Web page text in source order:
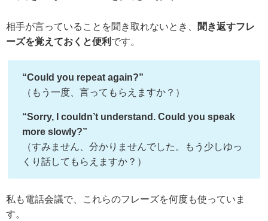
相手が言っていることを聞き取れないとき、
聞き返すフレ
ーズを覚えておくと便利 です。
“Could you repeat again?”
（もう一度、言ってもらえますか？）
“Sorry, I couldn’t understand. Could you speak
more slowly?”
（すみません、分かりませんでした。もう少しゆっ
くり話してもらえますか？）
私も電話会議で、これらのフレーズを何度も使っていま
す。